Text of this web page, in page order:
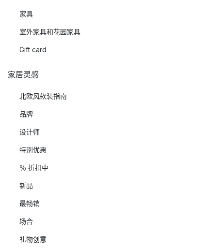
家具
室外家具和花园家具
Gift card
家居灵感
北欧风软装指南
品牌
设计师
特别优惠
％ 折扣中
新品
最畅销
场合
礼物创意